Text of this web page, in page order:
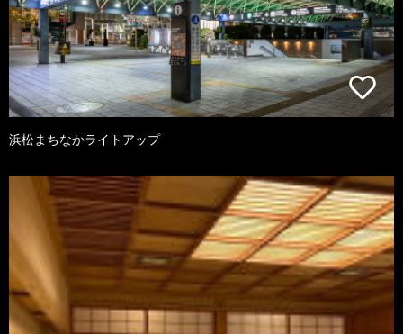
浜松まちなかライトアップ